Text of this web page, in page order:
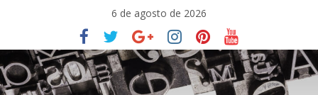
conteúdo
6 de agosto de 2026